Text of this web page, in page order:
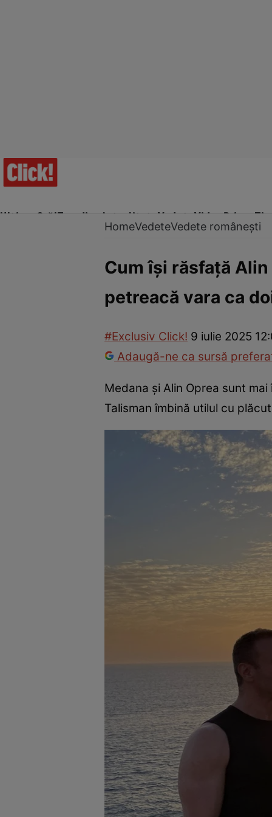
Ultima Oră!Trending Actualitate Vedete Video Prime
Vedete internaționaleVedete româneștiInterviurile
HomeVedeteVedete românești
Cum își răsfață
petreacă vara ca
#Exclusiv Click! 9 iulie 2025
Adaugă-ne ca sursă
Medana și Alin Oprea sunt
Talisman îmbină utilul cu